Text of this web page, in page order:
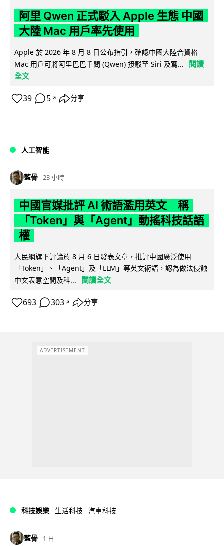
阿里 Qwen 正式駁入 Apple 生態 中國
大陸 Mac 用戶率先使用
Apple 於 2026 年 8 月 8 日公布指引，確認中國大陸合資格
Mac 用戶可將阿里巴巴千問 (Qwen) 接駁至 Siri 及寫...
閱讀
全文
39 5 ↗ 分享
人工智能
藍骨 23 小時
中國官媒批評 AI 術語濫用英文 稱
「Token」與「Agent」動搖科技話語
權
人民網旗下評論於 8 月 6 日發表文章，批評中國廣泛使用
「Token」、「Agent」及「LLM」等英文術語，認為做法侵蝕
中文表意空間及科...
閱讀全文
693 303 ↗ 分享
ADVERTISEMENT
科技娛樂 生活科技 汽車科技
藍骨 1 日